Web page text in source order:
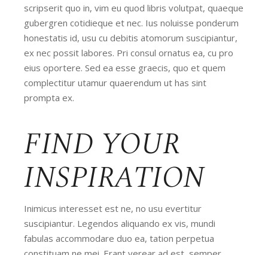
scripserit quo in, vim eu quod libris volutpat, quaeque
gubergren cotidieque et nec. Ius noluisse ponderum
honestatis id, usu cu debitis atomorum suscipiantur,
ex nec possit labores. Pri consul ornatus ea, cu pro
eius oportere. Sed ea esse graecis, quo et quem
complectitur utamur quaerendum ut has sint
prompta ex.
FIND YOUR
INSPIRATION
Inimicus interesset est ne, no usu evertitur
suscipiantur. Legendos aliquando ex vis, mundi
fabulas accommodare duo ea, tation perpetua